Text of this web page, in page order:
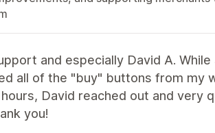
and especially David A. While
all of the "buy" buttons from my
David reached out and very
you!